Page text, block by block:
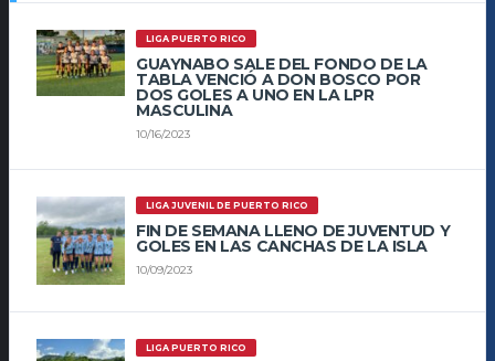
LIGA PUERTO RICO
GUAYNABO SALE DEL FONDO DE LA
TABLA VENCIÓ A DON BOSCO POR
DOS GOLES A UNO EN LA LPR
MASCULINA
10/16/2023
LIGA JUVENIL DE PUERTO RICO
FIN DE SEMANA LLENO DE JUVENTUD Y
GOLES EN LAS CANCHAS DE LA ISLA
10/09/2023
LIGA PUERTO RICO